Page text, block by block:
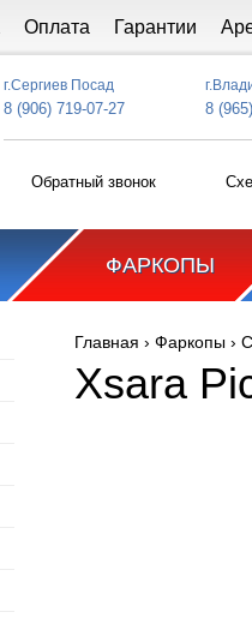
Оплата Гарантии
г.Сергиев Посад
8 (906) 719-07-27 8
Обратный звонок
ФАРКОПЫ
Вы здесь
Главная › Фаркопы ›
Xsara